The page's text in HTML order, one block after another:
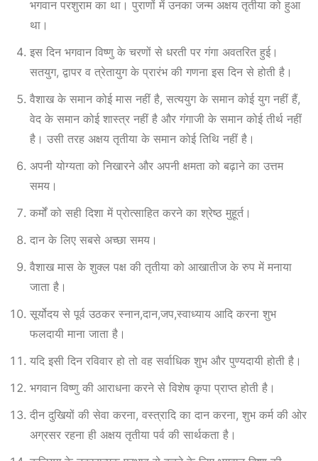
भगवान परशुराम का था। पुराणों में उनका जन्म अक्षय तृतीया को हुआ
था।
इस दिन भगवान विष्णु के चरणों से धरती पर गंगा अवतरित हुई।
सतयुग, द्वापर व त्रेतायुग के प्रारंभ की गणना इस दिन से होती है।
वैशाख के समान कोई मास नहीं है, सत्ययुग के समान कोई युग नहीं हैं,
वेद के समान कोई शास्त्र नहीं है और गंगाजी के समान कोई तीर्थ नहीं
है। उसी तरह अक्षय तृतीया के समान कोई तिथि नहीं है।
अपनी योग्यता को निखारने और अपनी क्षमता को बढ़ाने का उत्तम
समय।
कर्मों को सही दिशा में प्रोत्साहित करने का श्रेष्ठ मुहूर्त।
दान के लिए सबसे अच्छा समय।
वैशाख मास के शुक्ल पक्ष की तृतीया को आखातीज के रुप में मनाया
जाता है।
सूर्योदय से पूर्व उठकर स्नान,दान,जप,स्वाध्याय आदि करना शुभ
फलदायी माना जाता है।
यदि इसी दिन रविवार हो तो वह सर्वाधिक शुभ और पुण्यदायी होती है।
भगवान विष्णु की आराधना करने से विशेष कृपा प्राप्त होती है।
दीन दुखियों की सेवा करना, वस्त्रादि का दान करना, शुभ कर्म की ओर
अग्रसर रहना ही अक्षय तृतीया पर्व की सार्थकता है।